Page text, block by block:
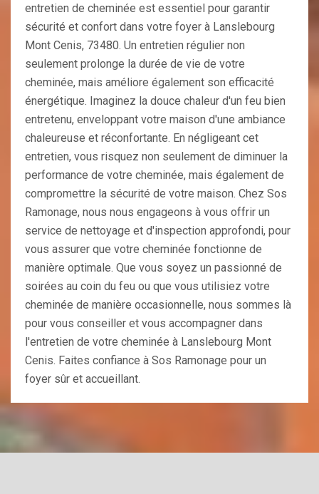
entretien de cheminée est essentiel pour garantir
sécurité et confort dans votre foyer à Lanslebourg
Mont Cenis, 73480. Un entretien régulier non
seulement prolonge la durée de vie de votre
cheminée, mais améliore également son efficacité
énergétique. Imaginez la douce chaleur d'un feu bien
entretenu, enveloppant votre maison d'une ambiance
chaleureuse et réconfortante. En négligeant cet
entretien, vous risquez non seulement de diminuer la
performance de votre cheminée, mais également de
compromettre la sécurité de votre maison. Chez Sos
Ramonage, nous nous engageons à vous offrir un
service de nettoyage et d'inspection approfondi, pour
vous assurer que votre cheminée fonctionne de
manière optimale. Que vous soyez un passionné de
soirées au coin du feu ou que vous utilisiez votre
cheminée de manière occasionnelle, nous sommes là
pour vous conseiller et vous accompagner dans
l'entretien de votre cheminée à Lanslebourg Mont
Cenis. Faites confiance à Sos Ramonage pour un
foyer sûr et accueillant.